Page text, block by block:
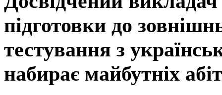
підготовки до
тестування з
набирає майбутніх